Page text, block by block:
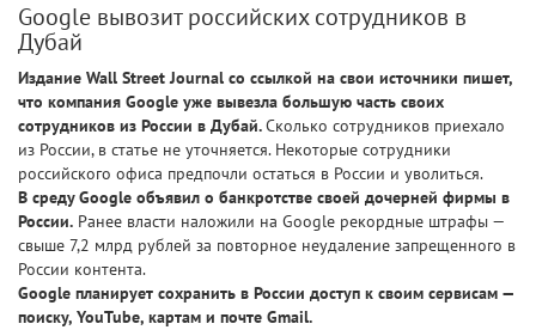
Google вывозит российских сотрудников в
Дубай
Издание Wall Street Journal со ссылкой на свои источники пишет,
что компания Google уже вывезла большую часть своих
сотрудников из России в Дубай.Сколько сотрудников приехало
из России, в статье не уточняется. Некоторые сотрудники
российского офиса предпочли остаться в России и уволиться.
В среду Google объявил о банкротстве своей дочерней фирмы в
России. Ранее власти наложили на Google рекордные штрафы —
свыше 7,2 млрд рублей за повторное неудаление запрещенного в
России контента.
Google планирует сохранить в России доступ к своим сервисам —
поиску, YouTube, картам и почте Gmail.